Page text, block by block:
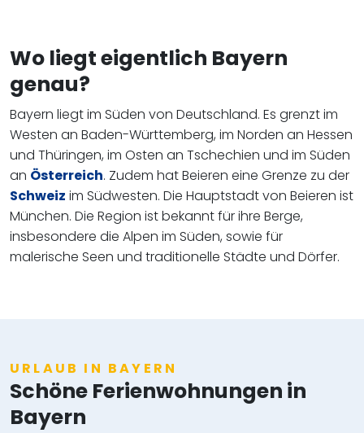
Wo liegt eigentlich Bayern
genau?
Bayern liegt im Süden von Deutschland. Es grenzt im
Westen an Baden-Württemberg, im Norden an Hessen
und Thüringen, im Osten an Tschechien und im Süden
an Österreich. Zudem hat Beieren eine Grenze zu der
Schweiz im Südwesten. Die Hauptstadt von Beieren ist
München. Die Region ist bekannt für ihre Berge,
insbesondere die Alpen im Süden, sowie für
malerische Seen und traditionelle Städte und Dörfer.
URLAUB IN BAYERN
Schöne Ferienwohnungen in
Bayern